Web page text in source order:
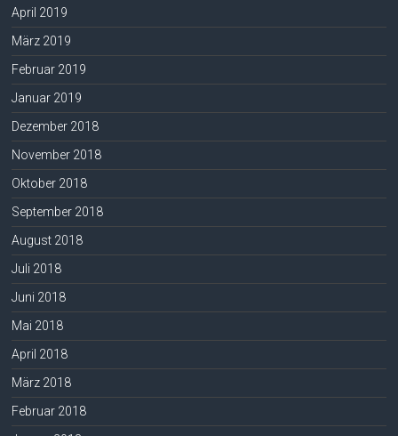
April 2019
März 2019
Februar 2019
Januar 2019
Dezember 2018
November 2018
Oktober 2018
September 2018
August 2018
Juli 2018
Juni 2018
Mai 2018
April 2018
März 2018
Februar 2018